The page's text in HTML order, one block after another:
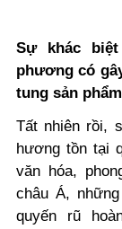
Sự khác
phương có
tung sản
Tất nhiên rồi,
hương tồn tại
văn hóa,
châu Á,
quyến rũ